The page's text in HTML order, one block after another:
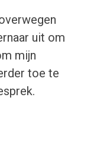
uit om
mijn
toe te